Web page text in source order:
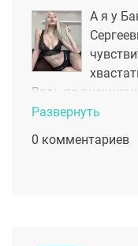
А я у
Ведь по
свой секрет.
Развернуть
0 комментариев